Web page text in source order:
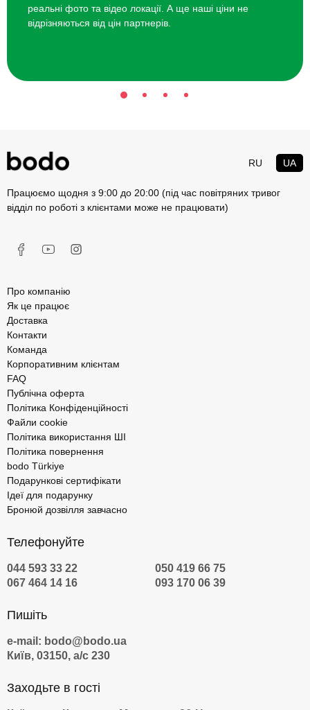
реальні фото та відео локації. А ще наші ціни не
відрізняються від цін партнерів.
RU UA
Працюємо щодня з 9:00 до 20:00 (під час повітряних тривог
відділ по роботі з клієнтами може не працювати)
Про компанію
Як це працює
Доставка
Контакти
Команда
Корпоративним клієнтам
FAQ
Публічна оферта
Політика Конфіденційності
Файли cookie
Політика використання ШІ
Політика повернення
bodo Türkiye
Подарункові сертифікати
Ідеї для подарунку
Бронюй дозвілля завчасно
Телефонуйте
044 593 33 22
050 419 66 75
067 464 14 16
093 170 06 39
Пишіть
e-mail: bodo@bodo.ua
Київ, 03150, а/с 230
Заходьте в гості